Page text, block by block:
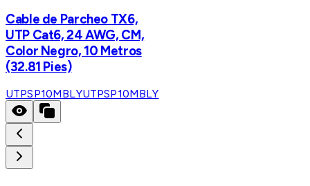
Cable de Parcheo TX6,
UTP Cat6, 24 AWG, CM,
Color Negro, 10 Metros
(32.81 Pies)
UTPSP10MBLYUTPSP10MBLY